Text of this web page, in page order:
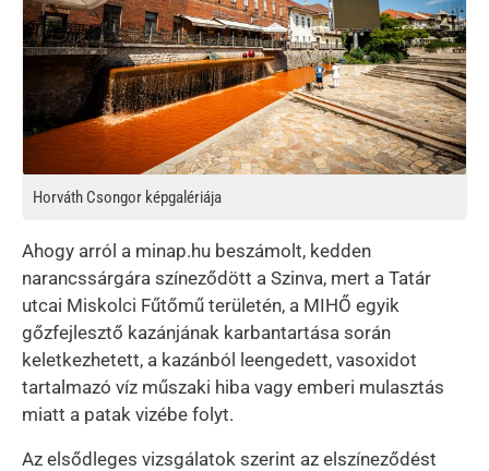
Horváth Csongor képgalériája
Ahogy arról a minap.hu beszámolt, kedden
narancssárgára színeződött a Szinva, mert a Tatár
utcai Miskolci Fűtőmű területén, a MIHŐ egyik
gőzfejlesztő kazánjának karbantartása során
keletkezhetett, a kazánból leengedett, vasoxidot
tartalmazó víz műszaki hiba vagy emberi mulasztás
miatt a patak vizébe folyt.
Az elsődleges vizsgálatok szerint az elszíneződést